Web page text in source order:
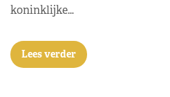
koninklijke…
Lees verder